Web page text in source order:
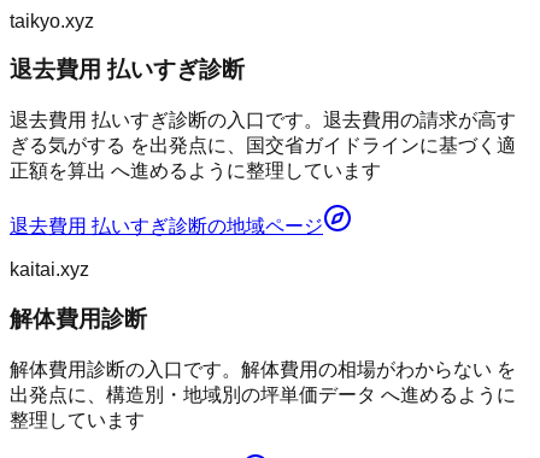
taikyo.xyz
退去費用 払いすぎ診断
退去費用 払いすぎ診断の入口です。退去費用の請求が高す
ぎる気がする を出発点に、国交省ガイドラインに基づく適
正額を算出 へ進めるように整理しています
退去費用 払いすぎ診断の地域ページ
kaitai.xyz
解体費用診断
解体費用診断の入口です。解体費用の相場がわからない を
出発点に、構造別・地域別の坪単価データ へ進めるように
整理しています